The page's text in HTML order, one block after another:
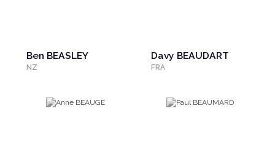
Ben BEASLEY
NZ
Davy BEAUDART
FRA